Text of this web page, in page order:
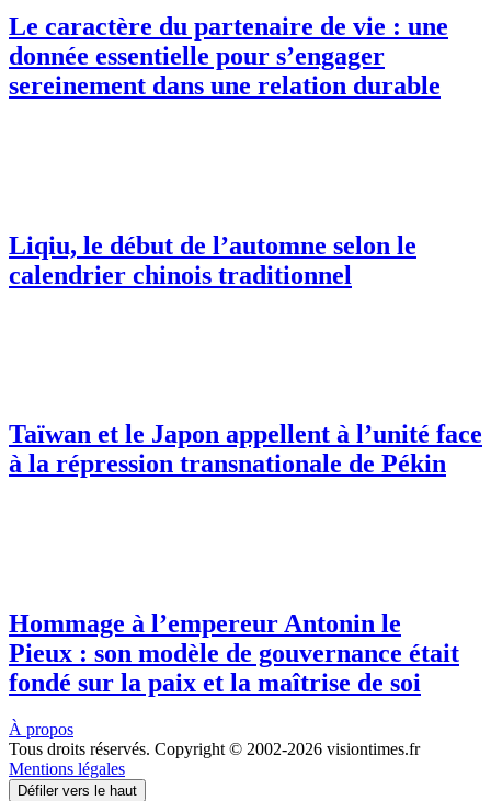
Le caractère du partenaire de vie : une
donnée essentielle pour s’engager
sereinement dans une relation durable
Liqiu, le début de l’automne selon le
calendrier chinois traditionnel
Taïwan et le Japon appellent à l’unité face
à la répression transnationale de Pékin
Hommage à l’empereur Antonin le
Pieux : son modèle de gouvernance était
fondé sur la paix et la maîtrise de soi
À propos
Tous droits réservés. Copyright © 2002-2026 visiontimes.fr
Mentions légales
Défiler vers le haut